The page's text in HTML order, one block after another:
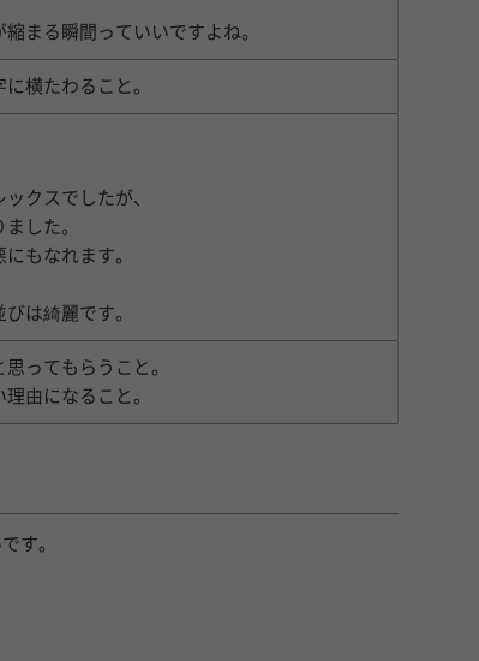
まる瞬間っていいですよね。
横たわること。
クスでしたが、
した。
もなれます。
は綺麗です。
思ってもらうこと。
理由になること。
す。